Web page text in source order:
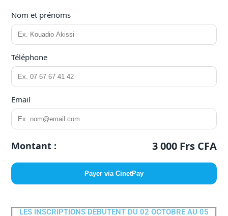
Nom et prénoms
Téléphone
Email
Montant : 3 000 Frs CFA
Payer via CinetPay
LES INSCRIPTIONS DEBUTENT DU 02 OCTOBRE AU 05